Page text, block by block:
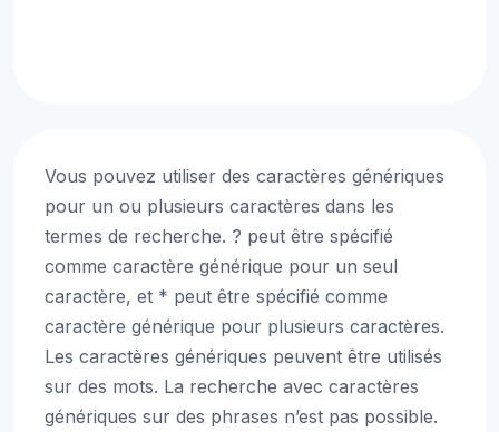
Vous pouvez utiliser des caractères génériques
pour un ou plusieurs caractères dans les
termes de recherche. ? peut être spécifié
comme caractère générique pour un seul
caractère, et * peut être spécifié comme
caractère générique pour plusieurs caractères.
Les caractères génériques peuvent être utilisés
sur des mots. La recherche avec caractères
génériques sur des phrases n’est pas possible.